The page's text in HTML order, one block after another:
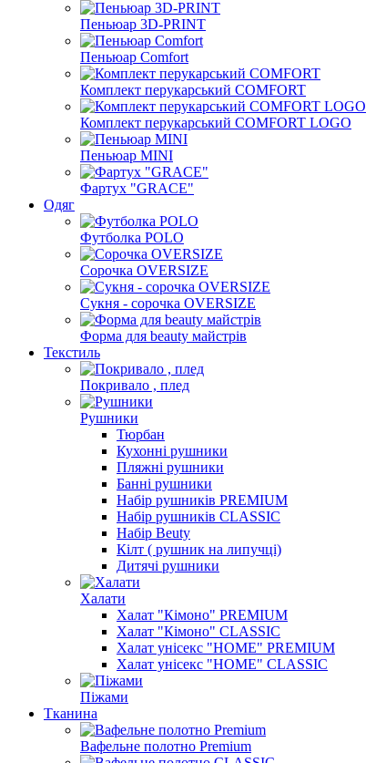
Пеньюар 3D-PRINT
Пеньюар Comfort
Комплект перукарський COMFORT
Комплект перукарський COMFORT LOGO
Пеньюар MINI
Фартух "GRACE"
Одяг
Футболка POLO
Сорочка OVERSIZE
Сукня - сорочка OVERSIZE
Форма для beauty майстрів
Текстиль
Покривало , плед
Рушники
Тюрбан
Кухонні рушники
Пляжні рушники
Банні рушники
Набір рушників PREMIUM
Набір рушників CLASSIC
Набір Beuty
Кілт ( рушник на липучці)
Дитячі рушники
Халати
Халат "Кімоно" PREMIUM
Халат "Кімоно" CLASSIC
Халат унісекс "HOME" PREMIUM
Халат унісекс "HOME" CLASSIC
Піжами
Тканина
Вафельне полотно Premium